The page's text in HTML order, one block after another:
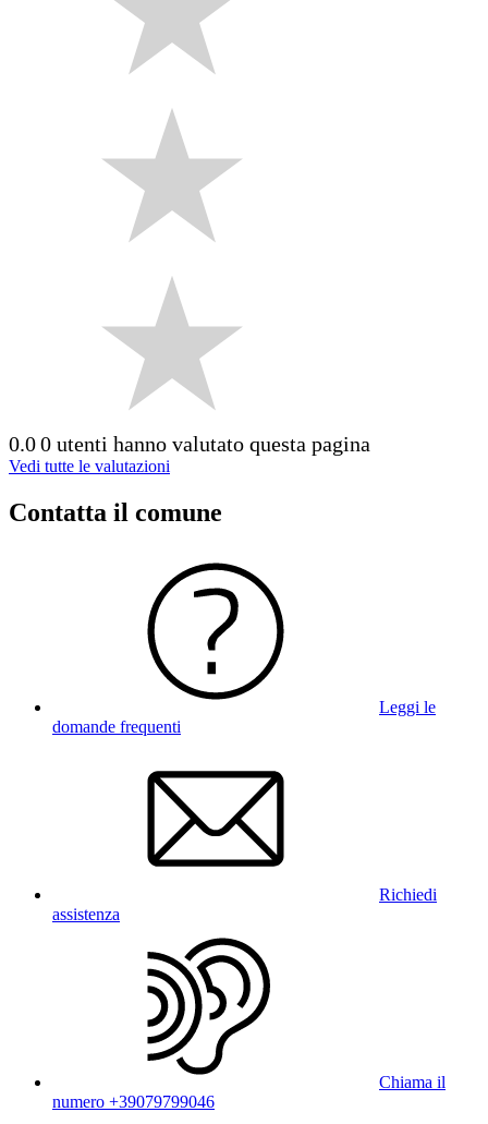
0.00 utenti hanno valutato questa pagina
Vedi tutte le valutazioni
Contatta il comune
Leggi le
domande frequenti
Richiedi
assistenza
Chiama il
numero +39079799046